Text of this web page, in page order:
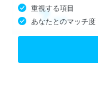
重視する項目
あなたとのマッチ度